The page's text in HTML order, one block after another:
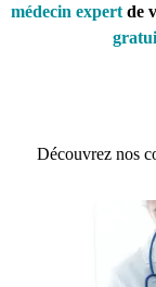
médecin expert de
Découvrez nos